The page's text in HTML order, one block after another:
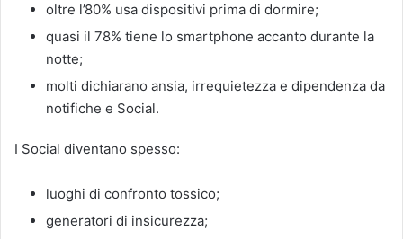
oltre l’80% usa dispositivi prima di dormire;
quasi il 78% tiene lo smartphone accanto durante la
notte;
molti dichiarano ansia, irrequietezza e dipendenza da
notifiche e Social.
I Social diventano spesso:
luoghi di confronto tossico;
generatori di insicurezza;